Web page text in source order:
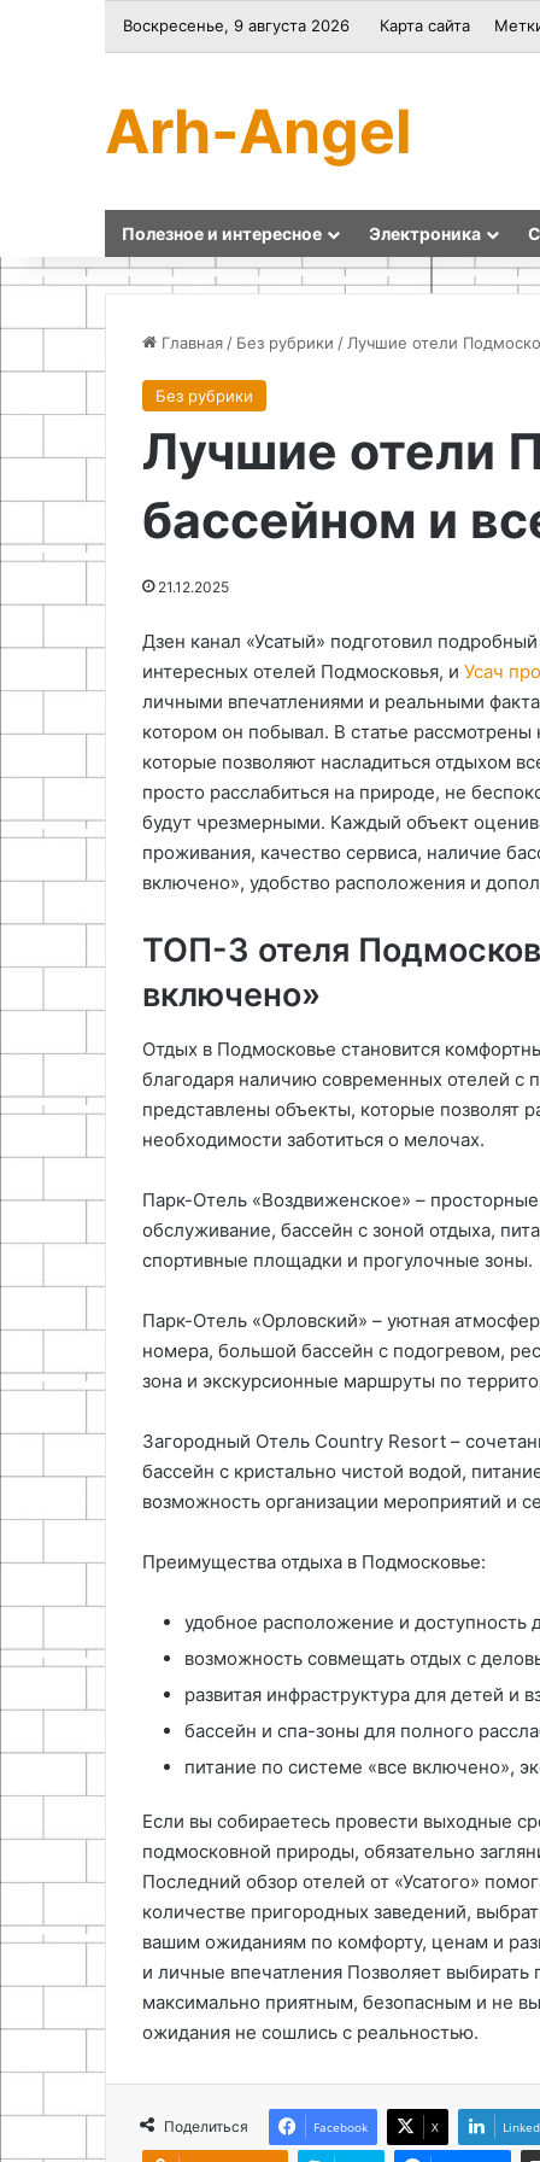
Воскресенье, 9 августа 2026 Карта сайта
Arh-Angel
Полезное и интересное Электроника
Главная / Без рубрики / Лучшие отели
Без рубрики
Лучшие отели
бассейном и
21.12.2025
Дзен канал «Усатый» подготовил
интересных отелей Подмосковья, и Усач
личными впечатлениями и реальными
котором он побывал. В статье
которые позволяют насладиться отдыхом
просто расслабиться на природе, не
будут чрезмерными. Каждый объект
проживания, качество сервиса, наличие
включено», удобство расположения и
ТОП-3 отеля
включено»
Отдых в Подмосковье становится
благодаря наличию современных отелей с
представлены объекты, которые позволят
необходимости заботиться о мелочах.
Парк-Отель «Воздвиженское» –
обслуживание, бассейн с зоной отдыха,
спортивные площадки и прогулочные зоны.
Парк-Отель «Орловский» – уютная
номера, большой бассейн с подогревом,
зона и экскурсионные маршруты по
Загородный Отель Country Resort –
бассейн с кристально чистой водой,
возможность организации мероприятий и
Преимущества отдыха в Подмосковье:
удобное расположение и доступность
возможность совмещать отдых с
развитая инфраструктура для детей и
бассейн и спа-зоны для полного
питание по системе «все включено»,
Если вы собираетесь провести выходные
подмосковной природы, обязательно
Последний обзор отелей от «Усатого»
количестве пригородных заведений,
вашим ожиданиям по комфорту, ценам и
и личные впечатления Позволяет выбирать
максимально приятным, безопасным и не
ожидания не сошлись с реальностью.
Поделиться Facebook X
Как сделать шильдики для
станка простым способом
сделать
корпус
бумаги
и
эпоксидной